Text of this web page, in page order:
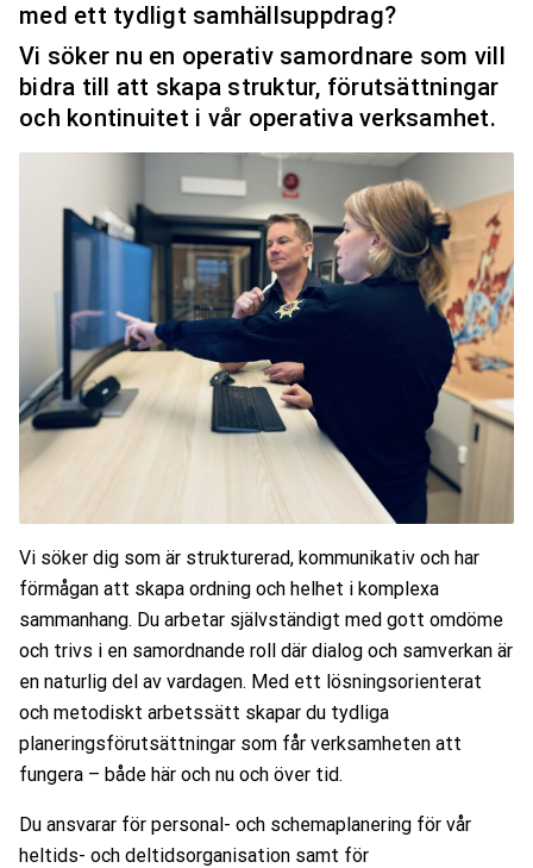
med ett tydligt samhällsuppdrag?
Vi söker nu en operativ samordnare som vill
bidra till att skapa struktur, förutsättningar
och kontinuitet i vår operativa verksamhet.
Vi söker dig som är strukturerad, kommunikativ och har
förmågan att skapa ordning och helhet i komplexa
sammanhang. Du arbetar självständigt med gott omdöme
och trivs i en samordnande roll där dialog och samverkan är
en naturlig del av vardagen. Med ett lösningsorienterat
och metodiskt arbetssätt skapar du tydliga
planeringsförutsättningar som får verksamheten att
fungera – både här och nu och över tid.
Du ansvarar för personal- och schemaplanering för vår
heltids- och deltidsorganisation samt för